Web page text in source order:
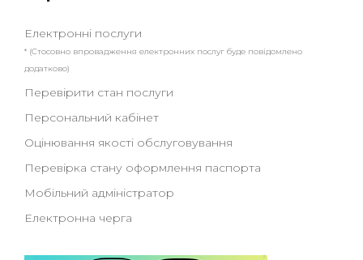
Електронні послуги
* (Стосовно впровадження електронних послуг буде повідомлено
додатково)
Перевірити стан послуги
Персональний кабінет
Оцінювання якості обслуговування
Перевірка стану оформлення паспорта
Мобільний адміністратор
Електронна черга